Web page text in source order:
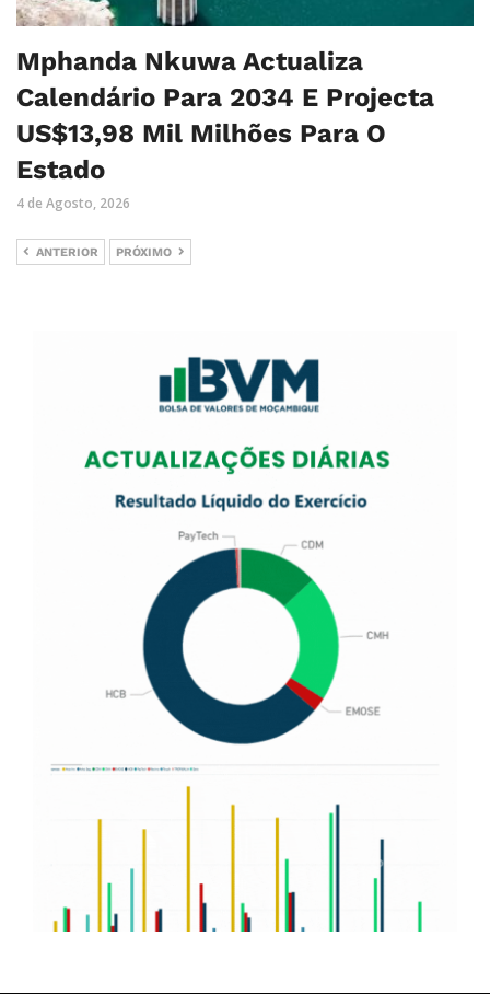
Mphanda Nkuwa Actualiza
Calendário Para 2034 E Projecta
US$13,98 Mil Milhões Para O
Estado
4 de Agosto, 2026
ANTERIOR PRÓXIMO